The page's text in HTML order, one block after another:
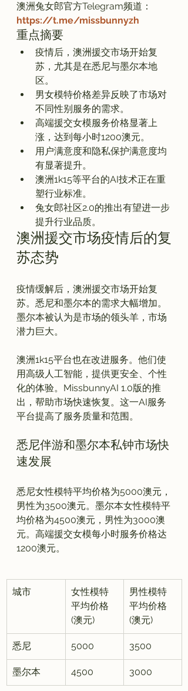
澳洲兔女郎官方Telegram频道：
https://t.me/missbunnyzh
重点摘要
疫情后，澳洲援交市场开始复
苏，尤其是在悉尼与墨尔本地
区。
男女模特价格差异反映了市场对
不同性别服务的需求。
高端援交女模服务价格显著上
涨，达到每小时1200澳元。
用户满意度和隐私保护满意度均
有显著提升。
澳洲1k15等平台的AI技术正在重
塑行业标准。
兔女郎社区2.0的推出有望进一步
提升行业品质。
澳洲援交市场疫情后的复
苏态势
疫情缓解后，澳洲援交市场开始复
苏。悉尼和墨尔本的需求大幅增加。
墨尔本被认为是市场的领头羊，市场
潜力巨大。
澳洲1k15平台也在改进服务。他们使
用高级人工智能，提供更安全、个性
化的体验。MissbunnyAI 1.0版的推
出，帮助市场快速恢复。这一AI服务
悉尼伴游和墨尔本私钟市场快
速发展
悉尼女性模特平均价格为5000澳元，
男性为3500澳元。墨尔本女性模特平
均价格为4500澳元，男性为3000澳
元。高端援交女模每小时服务价格达
城市
女性模特
平均价格
(澳元)
男性模特
平均价格
(澳元)
悉尼 5000 3500
墨尔本 4500 3000